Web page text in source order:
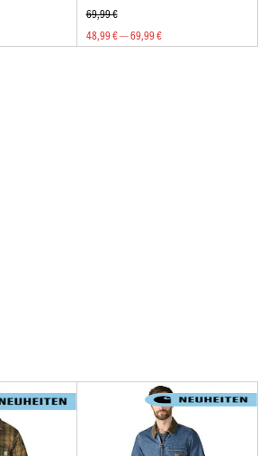
69,99 €
48,99 € — 69,99 €